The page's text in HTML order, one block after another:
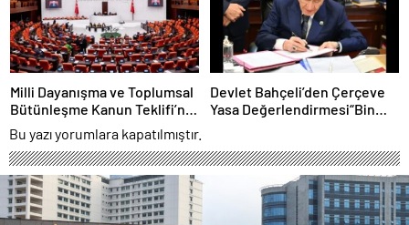
Milli Dayanışma ve Toplumsal
Bütünleşme Kanun Teklifi’nin
Gerekçesi Açıklandı
Devlet Bahçeli’den Çerçeve
Yasa Değerlendirmesi“Bin
Bu yazı yorumlara kapatılmıştır.